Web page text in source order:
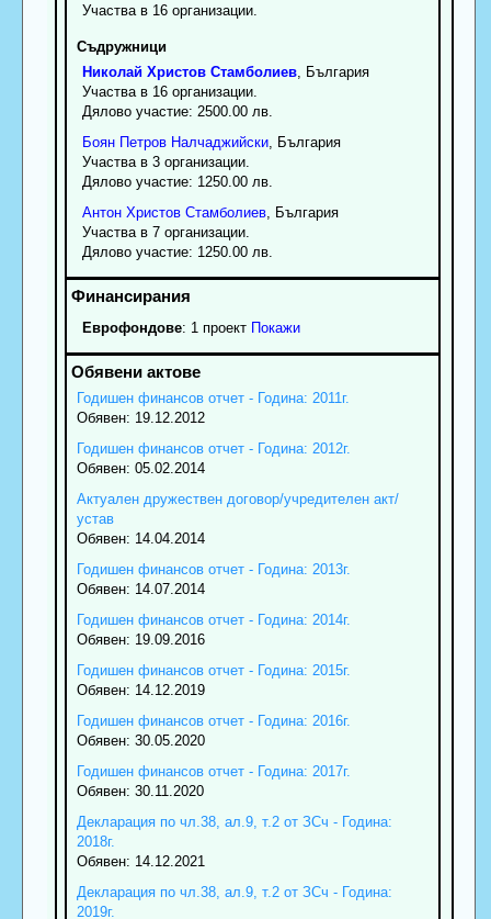
Участва в 16 организации.
Съдружници
Николай Христов Стамболиев, България
Участва в 16 организации.
Дялово участие: 2500.00 лв.
Боян Петров Налчаджийски, България
Участва в 3 организации.
Дялово участие: 1250.00 лв.
Антон Христов Стамболиев, България
Участва в 7 организации.
Дялово участие: 1250.00 лв.
Еврофондове: 1 проект Покажи
Годишен финансов отчет - Година: 2011г.
Обявен: 19.12.2012
Годишен финансов отчет - Година: 2012г.
Обявен: 05.02.2014
Актуален дружествен договор/учредителен акт/
устав
Обявен: 14.04.2014
Годишен финансов отчет - Година: 2013г.
Обявен: 14.07.2014
Годишен финансов отчет - Година: 2014г.
Обявен: 19.09.2016
Годишен финансов отчет - Година: 2015г.
Обявен: 14.12.2019
Годишен финансов отчет - Година: 2016г.
Обявен: 30.05.2020
Годишен финансов отчет - Година: 2017г.
Обявен: 30.11.2020
Декларация по чл.38, ал.9, т.2 от ЗСч - Година:
2018г.
Обявен: 14.12.2021
Декларация по чл.38, ал.9, т.2 от ЗСч - Година:
2019г.